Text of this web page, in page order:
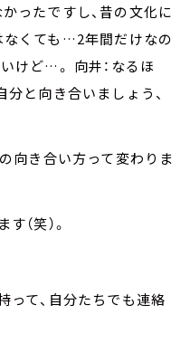
ったですし、昔の文化に
くても…2年間だけなの
けど…。 向井：なるほ
と向き合いましょう、
向き合い方って変わりま
（笑）。
って、自分たちでも連絡